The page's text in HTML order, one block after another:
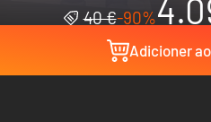
40 €-90%
Adicioner